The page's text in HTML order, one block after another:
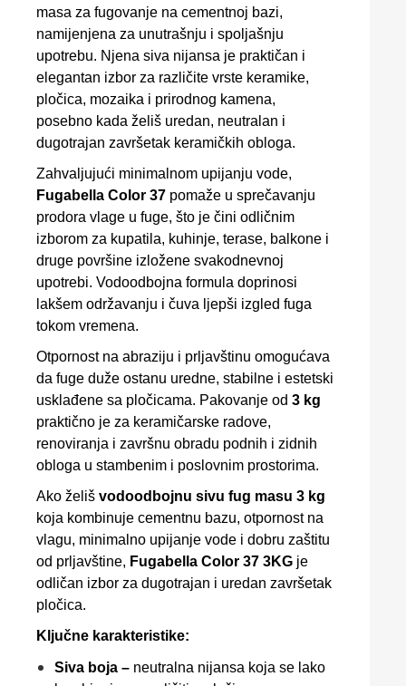
masa za fugovanje na cementnoj bazi,
namijenjena za unutrašnju i spoljašnju
upotrebu. Njena siva nijansa je praktičan i
elegantan izbor za različite vrste keramike,
pločica, mozaika i prirodnog kamena,
posebno kada želiš uredan, neutralan i
dugotrajan završetak keramičkih obloga.
Zahvaljujući minimalnom upijanju vode,
Fugabella Color 37 pomaže u sprečavanju
prodora vlage u fuge, što je čini odličnim
izborom za kupatila, kuhinje, terase, balkone i
druge površine izložene svakodnevnoj
upotrebi. Vodoodbojna formula doprinosi
lakšem održavanju i čuva ljepši izgled fuga
tokom vremena.
Otpornost na abraziju i prljavštinu omogućava
da fuge duže ostanu uredne, stabilne i estetski
usklađene sa pločicama. Pakovanje od 3 kg
praktično je za keramičarske radove,
renoviranja i završnu obradu podnih i zidnih
obloga u stambenim i poslovnim prostorima.
Ako želiš vodoodbojnu sivu fug masu 3 kg
koja kombinuje cementnu bazu, otpornost na
vlagu, minimalno upijanje vode i dobru zaštitu
od prljavštine, Fugabella Color 37 3KG je
odličan izbor za dugotrajan i uredan završetak
pločica.
Ključne karakteristike:
Siva boja – neutralna nijansa koja se lako